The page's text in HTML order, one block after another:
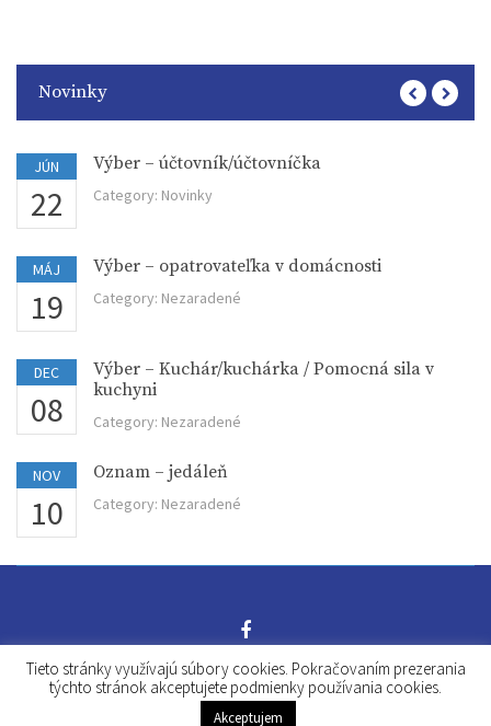
Novinky
JÚN
22
Výber – účtovník/účtovníčka
Category: Novinky
MÁJ
19
Výber – opatrovateľka v domácnosti
Category: Nezaradené
DEC
08
Výber – Kuchár/kuchárka / Pomocná sila v
kuchyni
Category: Nezaradené
NOV
10
Oznam – jedáleň
Category: Nezaradené
© 2016 MsCSS Malacky. Vytvorilo grafické štúdio Záhorí.digital
Tieto stránky využívajú súbory cookies. Pokračovaním prezerania
týchto stránok akceptujete podmienky používania cookies.
Akceptujem